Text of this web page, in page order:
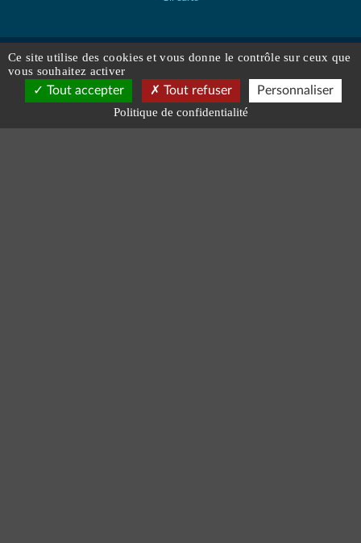
Réservez votre Voyage
à partir de 1925€
Compagnies aériennesinfos bagages
Notre charte de qualité
Ce site utilise des cookies et vous donne le contrôle sur ceux que
vous souhaitez activer
Tout accepter
Tout refuser
Personnaliser
Politique de confidentialité